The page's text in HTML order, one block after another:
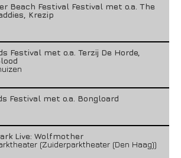
Beach Festival Festival met o.a. The
Krezip
Festival met o.a. Terzij De Horde,
Festival met o.a. Bongloard
Live: Wolfmother
(Zuiderparktheater (Den Haag))